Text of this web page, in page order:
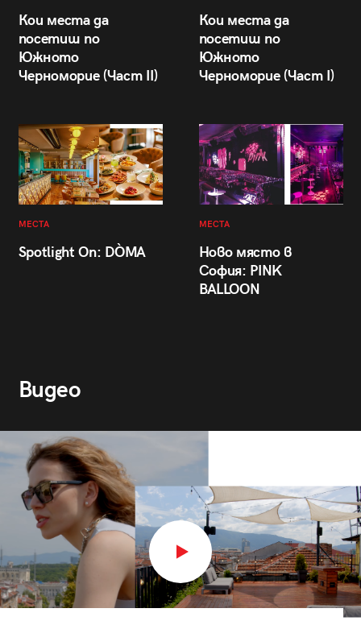
Кои места да
посетиш по
Южното
Черноморие (Част II)
Кои места да
посетиш по
Южното
Черноморие (Част I)
МЕСТА
Spotlight On: DÒMA
МЕСТА
Ново място в
София: PINK
BALLOON
Видео